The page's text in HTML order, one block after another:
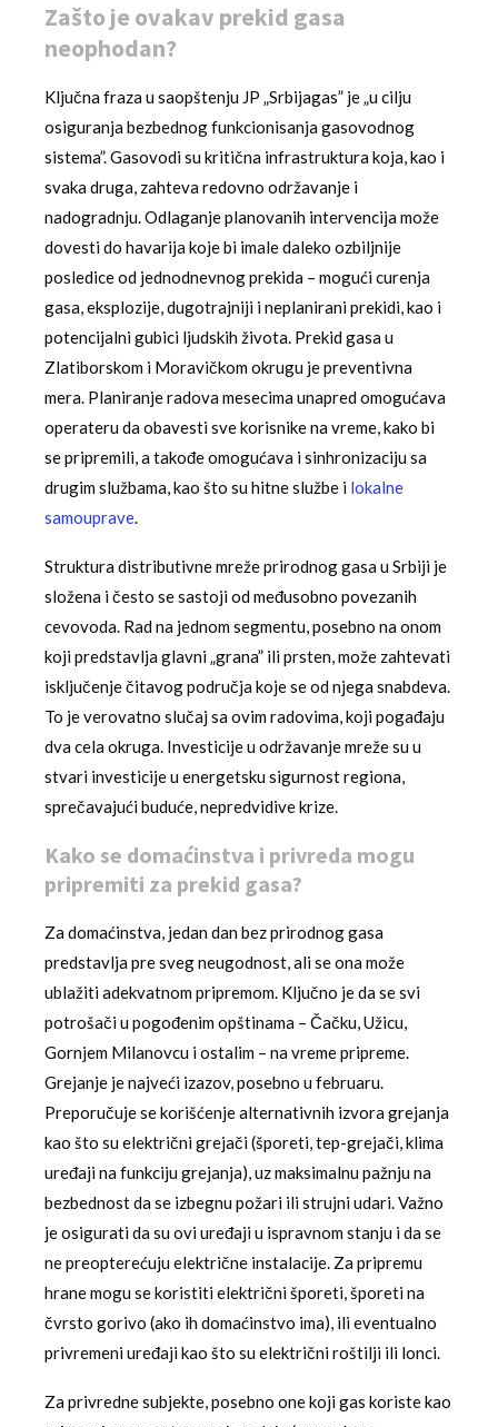
Zašto je ovakav prekid gasa
neophodan?
Ključna fraza u saopštenju JP „Srbijagas” je „u cilju
osiguranja bezbednog funkcionisanja gasovodnog
sistema”. Gasovodi su kritična infrastruktura koja, kao i
svaka druga, zahteva redovno održavanje i
nadogradnju. Odlaganje planovanih intervencija može
dovesti do havarija koje bi imale daleko ozbiljnije
posledice od jednodnevnog prekida – mogući curenja
gasa, eksplozije, dugotrajniji i neplanirani prekidi, kao i
potencijalni gubici ljudskih života. Prekid gasa u
Zlatiborskom i Moravičkom okrugu je preventivna
mera. Planiranje radova mesecima unapred omogućava
operateru da obavesti sve korisnike na vreme, kako bi
se pripremili, a takođe omogućava i sinhronizaciju sa
drugim službama, kao što su hitne službe i lokalne
samouprave.
Struktura distributivne mreže prirodnog gasa u Srbiji je
složena i često se sastoji od međusobno povezanih
cevovoda. Rad na jednom segmentu, posebno na onom
koji predstavlja glavni „grana” ili prsten, može zahtevati
isključenje čitavog područja koje se od njega snabdeva.
To je verovatno slučaj sa ovim radovima, koji pogađaju
dva cela okruga. Investicije u održavanje mreže su u
stvari investicije u energetsku sigurnost regiona,
sprečavajući buduće, nepredvidive krize.
Kako se domaćinstva i privreda mogu
pripremiti za prekid gasa?
Za domaćinstva, jedan dan bez prirodnog gasa
predstavlja pre sveg neugodnost, ali se ona može
ublažiti adekvatnom pripremom. Ključno je da se svi
potrošači u pogođenim opštinama – Čačku, Užicu,
Gornjem Milanovcu i ostalim – na vreme pripreme.
Grejanje je najveći izazov, posebno u februaru.
Preporučuje se korišćenje alternativnih izvora grejanja
kao što su električni grejači (šporeti, tep-grejači, klima
uređaji na funkciju grejanja), uz maksimalnu pažnju na
bezbednost da se izbegnu požari ili strujni udari. Važno
je osigurati da su ovi uređaji u ispravnom stanju i da se
ne preopterećuju električne instalacije. Za pripremu
hrane mogu se koristiti električni šporeti, šporeti na
čvrsto gorivo (ako ih domaćinstvo ima), ili eventualno
privremeni uređaji kao što su električni roštilji ili lonci.
Za privredne subjekte, posebno one koji gas koriste kao